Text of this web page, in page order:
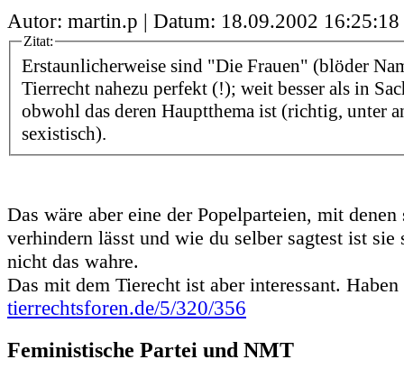
Autor: martin.p | Datum: 18.09.2002 16:25:18
Zitat:
Erstaunlicherweise sind "Die Frauen" (blöder
Tierrecht nahezu perfekt (!); weit besser als in
obwohl das deren Hauptthema ist (richtig, unter
sexistisch).
Das wäre aber eine der Popelparteien, mit
verhindern lässt und wie du selber sagtest ist sie
nicht das wahre.
Das mit dem Tierecht ist aber interessant.
tierrechtsforen.de/5/320/356
Feministische Partei und NMT